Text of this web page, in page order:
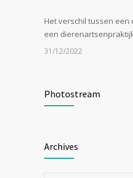
Het verschil tussen een
een
31/12/2022
24/07/2023
geknipt?
Photostream
Archives